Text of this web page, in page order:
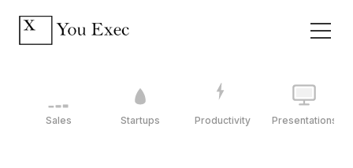
Sales Startups Productivity Presentations